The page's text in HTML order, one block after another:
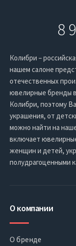
8
Колибри –
нашем салоне
отечественных
ювелирные бренды
Колибри, поэтому
украшения, от
можно найти на
включает
женщин и детей,
полудрагоценными
О компании
О бренде